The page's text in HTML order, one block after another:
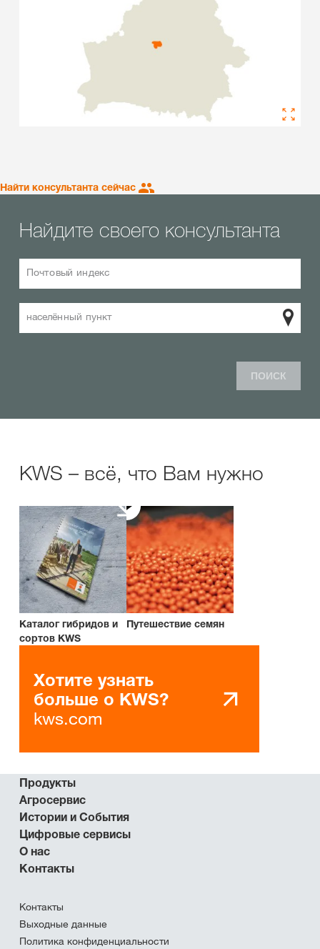
Найти консультанта сейчас
Найдите своего консультанта
Почтовый индекс
населённый пункт
ПОИСК
KWS – всё, что Вам нужно
Каталог гибридов и
сортов KWS
Путешествие семян
Хотите узнать
больше о KWS?
kws.com
Продукты
Агросервис
Истории и События
Цифровые сервисы
О нас
Контакты
Контакты
Выходные данные
Политика конфиденциальности